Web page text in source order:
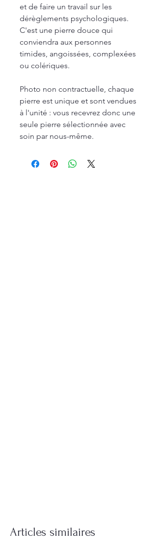
et de faire un travail sur les
dérèglements psychologiques.
C'est une pierre douce qui
conviendra aux personnes
timides, angoissées, complexées
ou colériques.
Photo non contractuelle, chaque
pierre est unique et sont vendues
à l'unité : vous recevrez donc une
seule pierre sélectionnée avec
soin par nous-même.
Articles similaires